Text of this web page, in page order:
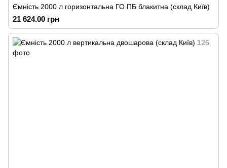
Ємність 2000 л горизонтальна ГО ПБ блакитна (склад Київ)
21 624.00 грн